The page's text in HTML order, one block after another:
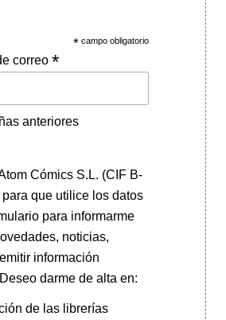
* campo obligatorio
correo *
anteriores
Cómics S.L. (CIF B-
que utilice los datos
para informarme
noticias,
información
darme de alta en:
de las librerías